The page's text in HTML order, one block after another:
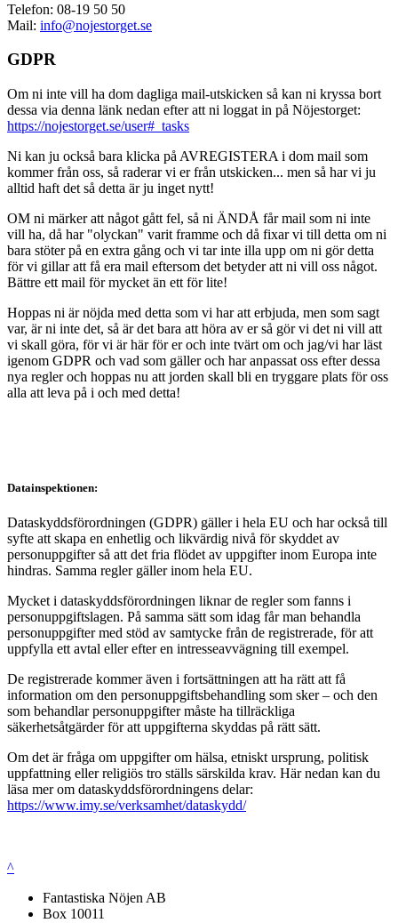
Telefon: 08-19 50 50
Mail: info@nojestorget.se
GDPR
Om ni inte vill ha dom dagliga mail-utskicken så kan ni kryssa bort
dessa via denna länk nedan efter att ni loggat in på Nöjestorget:
https://nojestorget.se/user#_tasks
Ni kan ju också bara klicka på AVREGISTERA i dom mail som
kommer från oss, så raderar vi er från utskicken... men så har vi ju
alltid haft det så detta är ju inget nytt!
OM ni märker att något gått fel, så ni ÄNDÅ får mail som ni inte
vill ha, då har "olyckan" varit framme och då fixar vi till detta om ni
bara stöter på en extra gång och vi tar inte illa upp om ni gör detta
för vi gillar att få era mail eftersom det betyder att ni vill oss något.
Bättre ett mail för mycket än ett för lite!
Hoppas ni är nöjda med detta som vi har att erbjuda, men som sagt
var, är ni inte det, så är det bara att höra av er så gör vi det ni vill att
vi skall göra, för vi är här för er och inte tvärt om och jag/vi har läst
igenom GDPR och vad som gäller och har anpassat oss efter dessa
nya regler och hoppas nu att jorden skall bli en tryggare plats för oss
alla att leva på i och med detta!
Datainspektionen:
Dataskyddsförordningen (GDPR) gäller i hela EU och har också till
syfte att skapa en enhetlig och likvärdig nivå för skyddet av
personuppgifter så att det fria flödet av uppgifter inom Europa inte
hindras. Samma regler gäller inom hela EU.
Mycket i dataskyddsförordningen liknar de regler som fanns i
personuppgiftslagen. På samma sätt som idag får man behandla
personuppgifter med stöd av samtycke från de registrerade, för att
uppfylla ett avtal eller efter en intresseavvägning till exempel.
De registrerade kommer även i fortsättningen att ha rätt att få
information om den personuppgiftsbehandling som sker – och den
som behandlar personuppgifter måste ha tillräckliga
säkerhetsåtgärder för att uppgifterna skyddas på rätt sätt.
Om det är fråga om uppgifter om hälsa, etniskt ursprung, politisk
uppfattning eller religiös tro ställs särskilda krav. Här nedan kan du
läsa mer om dataskyddsförordningens delar:
https://www.imy.se/verksamhet/dataskydd/
^
Fantastiska Nöjen AB
Box 10011